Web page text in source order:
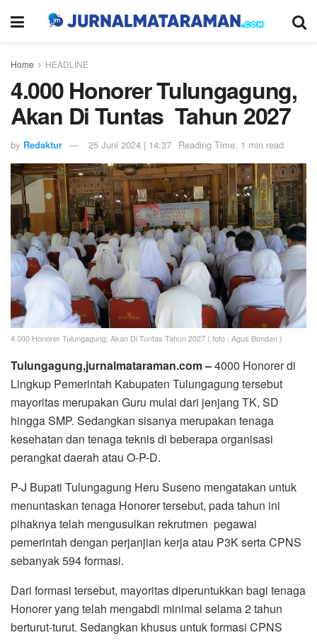
Home HEADLINE
4.000 Honorer Tulungagung,
Akan Di Tuntas Tahun 2027
by Redaktur 25 Juni 2024 | 14:37 Reading Time: 1 min read
4.000 Honorer Tulungagung, Akan Di Tuntas Tahun 2027 ( foto : Agus Bondan )
Tulungagung,jurnalmataraman.com –4000 Honorer di
Lingkup Pemerintah Kabupaten Tulungagung tersebut
mayoritas merupakan Guru mulai dari jenjang TK, SD
hingga SMP. Sedangkan sisanya merupakan tenaga
kesehatan dan tenaga teknis di beberapa organisasi
perangkat daerah atau O-P-D.
P-J Bupati Tulungagung Heru Suseno mengatakan untuk
menuntaskan tenaga Honorer tersebut, pada tahun ini
pihaknya telah mengusulkan rekrutmen pegawai
pemerintah dengan perjanjian kerja atau P3K serta CPNS
sebanyak 594 formasi.
Dari formasi tersebut, mayoritas diperuntukkan bagi tenaga
Honorer yang telah mengabdi minimal selama 2 tahun
berturut-turut. Sedangkan khusus untuk formasi CPNS